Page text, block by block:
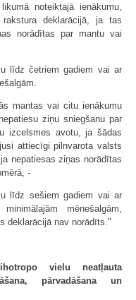
noteiktajā ienākumu,
deklarācijā, ja tas
norādītas par mantu vai
līdz četriem gadiem vai ar
mantas vai citu ienākumu
ziņu sniegšanu par
izcelsmes avotu, ja šādas
attiecīgi pilnvarota valsts
nepatiesas ziņas norādītas
-
līdz sešiem gadiem vai ar
mēnešalgām,
deklarācijā nav norādīts."
vielu neatļauta
pārvadāšana un